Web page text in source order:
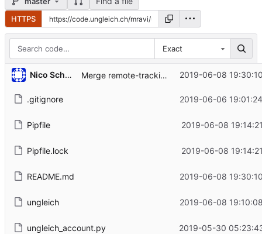
HTTPS
Exact
Nico Schottelius Merge remote-tracking branch 'upstream/master' 2019-06-08
.gitignore 2019-06-06
Pipfile 2019-06-08
Pipfile.lock 2019-06-08
README.md 2019-06-08
ungleich 2019-06-08
ungleich_account.py 2019-05-30